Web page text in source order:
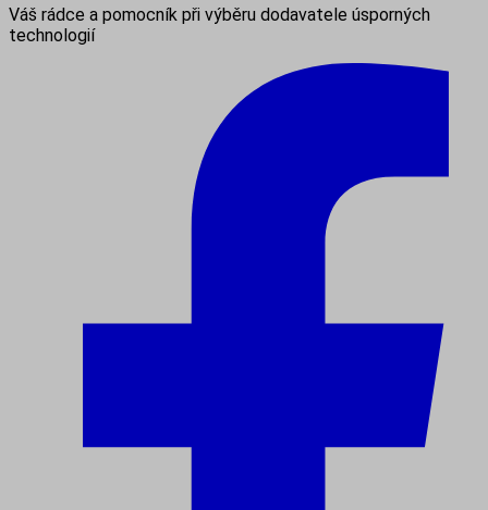
Váš rádce a pomocník při výběru dodavatele úsporných
technologií